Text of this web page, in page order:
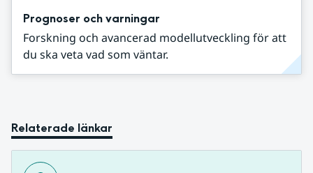
Prognoser och varningar
Forskning och avancerad modellutveckling för att
du ska veta vad som väntar.
Relaterade länkar